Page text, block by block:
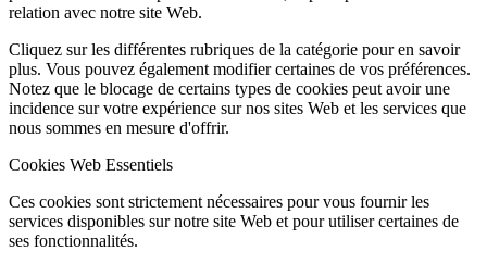
relation avec notre site Web.
Cliquez sur les différentes rubriques de la catégorie pour en savoir
plus. Vous pouvez également modifier certaines de vos préférences.
Notez que le blocage de certains types de cookies peut avoir une
incidence sur votre expérience sur nos sites Web et les services que
nous sommes en mesure d'offrir.
Cookies Web Essentiels
Ces cookies sont strictement nécessaires pour vous fournir les
services disponibles sur notre site Web et pour utiliser certaines de
ses fonctionnalités.